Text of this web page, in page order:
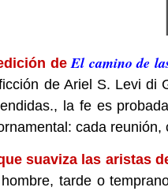
deEl camino de
de Ariel S. Levi di
la fe es
cada
suaviza las aristas
tarde o